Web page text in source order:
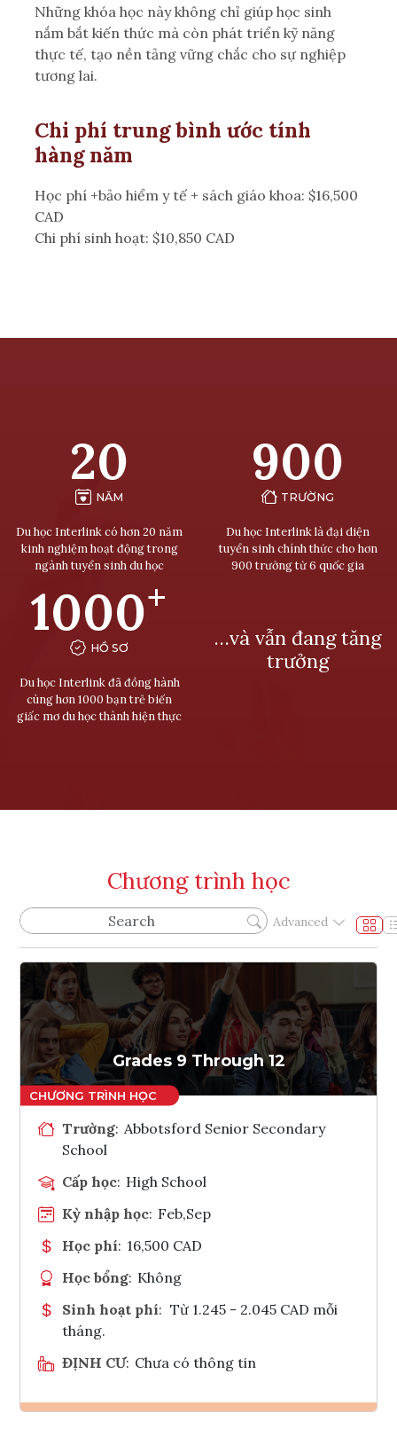
Những khóa học này không chỉ giúp học sinh
nắm bắt kiến thức mà còn phát triển kỹ năng
thực tế, tạo nền tảng vững chắc cho sự nghiệp
tương lai.
Chi phí trung bình ước tính
hàng năm
Học phí +bảo hiểm y tế + sách giáo khoa: $16,500
CAD
Chi phí sinh hoạt: $10,850 CAD
20
NĂM
Du học Interlink có hơn 20 năm
kinh nghiệm hoạt động trong
ngành tuyển sinh du học
900
TRƯỜNG
Du học Interlink là đại diện
tuyển sinh chính thức cho hơn
900 trường từ 6 quốc gia
1000+
HỒ SƠ
Du học Interlink đã đồng hành
cùng hơn 1000 bạn trẻ biến
giấc mơ du học thành hiện thực
…và vẫn đang tăng
trưởng
Chương trình học
Advanced
Grades 9 Through 12
Trường: Abbotsford Senior Secondary
School
Cấp học: High School
Kỳ nhập học: Feb,Sep
Học phí: 16,500 CAD
Học bổng: Không
Sinh hoạt phí: Từ 1.245 - 2.045 CAD mỗi
tháng.
ĐỊNH CƯ: Chưa có thông tin